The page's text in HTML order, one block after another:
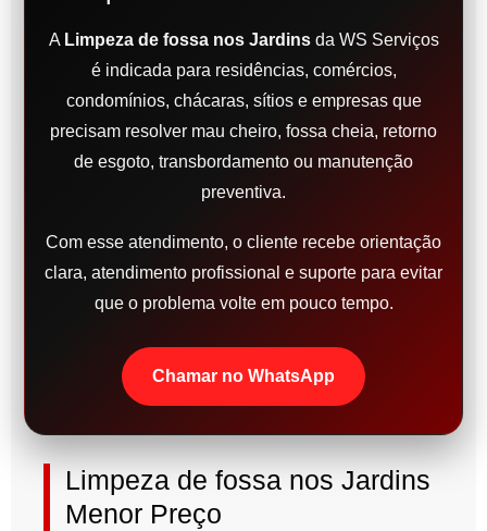
A Limpeza de fossa nos Jardinsda WS Serviços
é indicada para residências, comércios,
condomínios, chácaras, sítios e empresas que
precisam resolver mau cheiro, fossa cheia, retorno
de esgoto, transbordamento ou manutenção
preventiva.
Com esse atendimento, o cliente recebe orientação
clara, atendimento profissional e suporte para evitar
que o problema volte em pouco tempo.
Chamar no WhatsApp
Limpeza de fossa nos Jardins
Menor Preço